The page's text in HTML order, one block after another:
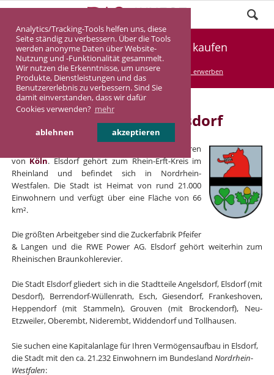
Analytics/Tracking-Tools helfen uns, diese
Seite ständig zu verbessern. Über die Tools
werden anonyme Daten über Website-
Nutzung und -Funktionalität gesammelt.
Wir nutzen die Erkenntnisse, um unsere
Produkte, Dienstleistungen und das
Benutzererlebnis zu verbessern. Sind Sie
damit einverstanden, dass wir dafür
Cookies verwenden? mehr
ablehnen akzeptieren
Renditeimmobilie in Elsdorf kaufen
DASINVEST Service Renditeimmobilien erwerben
Renditeimmobilien in Elsdorf
Elsdorf ist eine Kleinstadt und liegt vor den Toren
vonKöln. Elsdorf gehört zum Rhein-Erft-Kreis im
Rheinland und befindet sich in Nordrhein-
Westfalen. Die Stadt ist Heimat von rund 21.000
Einwohnern und verfügt über eine Fläche von 66
km².
Die größten Arbeitgeber sind die Zuckerfabrik Pfeifer
& Langen und die RWE Power AG. Elsdorf gehört weiterhin zum
Rheinischen Braunkohlerevier.
Die Stadt Elsdorf gliedert sich in die Stadtteile Angelsdorf, Elsdorf (mit
Desdorf), Berrendorf-Wüllenrath, Esch, Giesendorf, Frankeshoven,
Heppendorf (mit Stammeln), Grouven (mit Brockendorf), Neu-
Etzweiler, Oberembt, Niderembt, Widdendorf und Tollhausen.
Sie suchen eine Kapitalanlage für Ihren Vermögensaufbau in Elsdorf,
die Stadt mit den ca. 21.232 Einwohnern im Bundesland Nordrhein-
Westfalen: